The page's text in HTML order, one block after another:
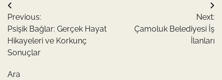
Yazı
gezinmesi
Previous:
Psişik Bağlar: Gerçek Hayat
Hikayeleri ve Korkunç
Sonuçlar
Next:
Çamoluk Belediyesi İş
İlanları
Ara